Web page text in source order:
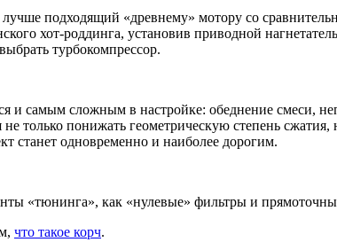
подходящий «древнему» мотору со
хот-роддинга, установив приводной
турбокомпрессор.
и самым сложным в настройке: обеднение смеси,
только понижать геометрическую степень
станет одновременно и наиболее дорогим.
«тюнинга», как «нулевые» фильтры и
что такое корч.